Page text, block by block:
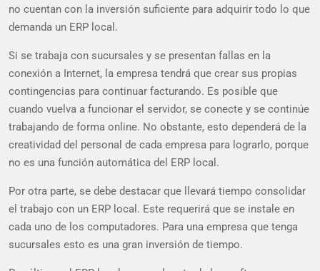
no cuentan con la inversión suficiente para adquirir todo lo que
demanda un ERP local.
Si se trabaja con sucursales y se presentan fallas en la
conexión a Internet, la empresa tendrá que crear sus propias
contingencias para continuar facturando. Es posible que
cuando vuelva a funcionar el servidor, se conecte y se continúe
trabajando de forma online. No obstante, esto dependerá de la
creatividad del personal de cada empresa para lograrlo, porque
no es una función automática del ERP local.
Por otra parte, se debe destacar que llevará tiempo consolidar
el trabajo con un ERP local. Este requerirá que se instale en
cada uno de los computadores. Para una empresa que tenga
sucursales esto es una gran inversión de tiempo.